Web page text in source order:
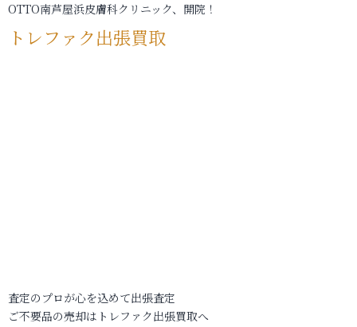
OTTO南芦屋浜皮膚科クリニック、開院！
トレファク出張買取
査定のプロが心を込めて出張査定
ご不要品の売却はトレファク出張買取へ